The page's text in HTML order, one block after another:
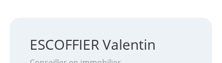
ESCOFFIER Valentin